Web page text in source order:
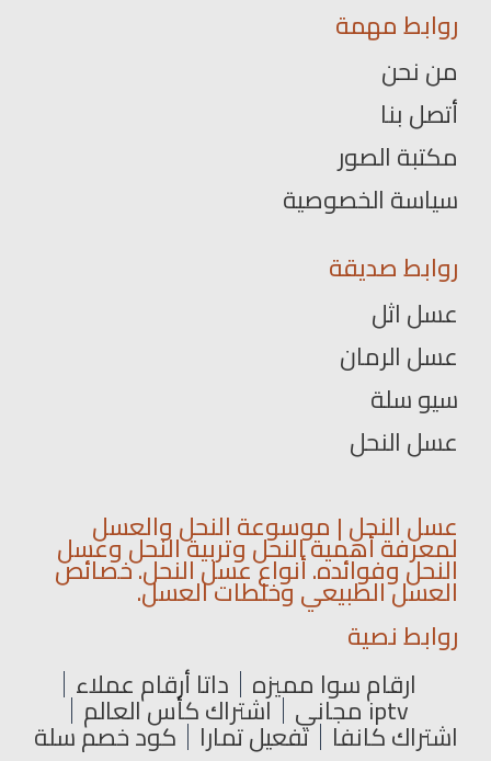
روابط مهمة
من نحن
أتصل بنا
مكتبة الصور
سياسة الخصوصية
روابط صديقة
عسل اثل
عسل الرمان
سيو سلة
عسل النحل
عسل النحل | موسوعة النحل والعسل
لمعرفة أهمية النحل وتربية النحل وعسل
النحل وفوائده. أنواع عسل النحل. خصائص
العسل الطبيعي وخلطات العسل.
روابط نصية
ارقام سوا مميزه داتا أرقام عملاء
iptv مجاني اشتراك كأس العالم
اشتراك كانفا تفعيل تمارا كود خصم سلة